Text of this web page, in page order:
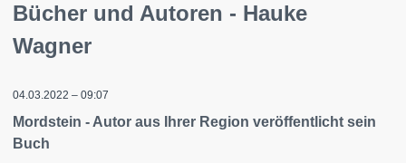
Bücher und Autoren - Hauke
Wagner
04.03.2022 – 09:07
Mordstein - Autor aus Ihrer Region veröffentlicht sein
Buch